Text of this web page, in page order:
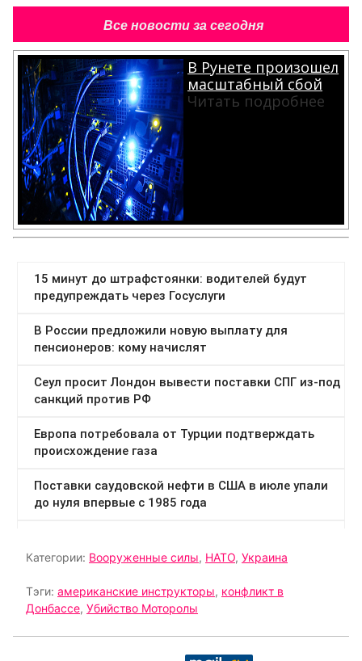
Все новости за сегодня
В Рунете произошел
масштабный сбой
Читать подробнее
Категории: Вооруженные силы, НАТО, Украина
Тэги: американские инструкторы, конфликт в
Донбассе, Убийство Моторолы